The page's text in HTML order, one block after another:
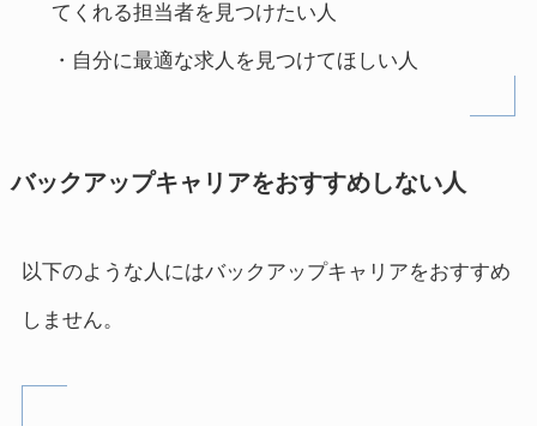
てくれる担当者を見つけたい人
・自分に最適な求人を見つけてほしい人
バックアップキャリアをおすすめしない人
以下のような人にはバックアップキャリアをおすすめ
しません。